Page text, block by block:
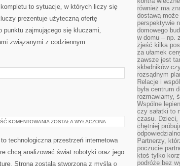
to sytuacje, w których liczy się
prezentuje użyteczną ofertę
punktu zajmującego się kluczami,
związanymi z codziennym
KOMENTOWANIA AUGMENTYKA
ZOSTAŁA WYŁĄCZONA
technologiczna przestrzeń internetowa
chcą analizować świat robotyki oraz jego
Strona została stworzona z myślą o
również ma
dostawą
perspektywie
domowego
w domu – np.
zjeść kilka
za ułamek
zawsze jest
składników
rozsądnym
Relacje i
była centrum
rozmawiamy,
Wspólne
czy sałatki to
czasu. Dzieci,
chętniej
Partnerzy,
poczucie
ktoś tylko
podróże bez